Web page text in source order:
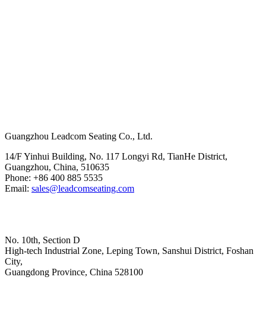
Guangzhou Leadcom Seating Co., Ltd.
14/F Yinhui Building, No. 117 Longyi Rd, TianHe District,
Guangzhou, China, 510635
Phone: +86 400 885 5535
Email: sales@leadcomseating.com
No. 10th, Section D
High-tech Industrial Zone, Leping Town, Sanshui District, Foshan
City,
​​​​​​​Guangdong Province, China 528100